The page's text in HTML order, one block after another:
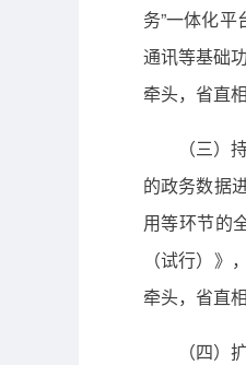
务”一体化平
通讯等基础
牵头，省直
（三
的政务数据
用等环节的
（试行）
牵头，省直
（四